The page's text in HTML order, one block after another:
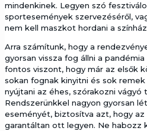
mindenkinek. Legyen szó
sportesemények szervezéséről,
nem kell maszkot hordani a
Arra számítunk, hogy a
gyorsan vissza fog állni a
fontos viszont, hogy már az elsők
sokan fognak kinyitni és sok
nyújtani az éhes, szórakozni vágyó
Rendszerünkkel nagyon gyorsan
eseményét, biztosítva azt, hogy
garantáltan ott legyen. Ne habozz